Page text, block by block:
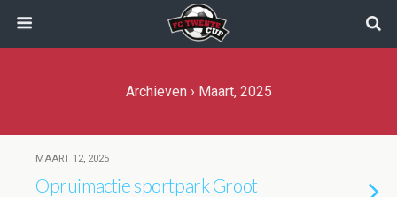
Archieven › Maart, 2025
MAART 12, 2025
Opruimactie sportpark Groot